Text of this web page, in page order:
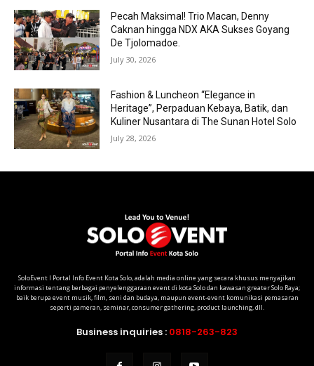
Pecah Maksimal! Trio Macan, Denny
Caknan hingga NDX AKA Sukses Goyang
De Tjolomadoe.
July 30, 2026
Fashion & Luncheon “Elegance in
Heritage”, Perpaduan Kebaya, Batik, dan
Kuliner Nusantara di The Sunan Hotel Solo
July 28, 2026
SoloEvent I Portal Info Event Kota Solo, adalah media online yang secara khusus menyajikan
informasi tentang berbagai penyelenggaraan event di kota Solo dan kawasan greater Solo Raya;
baik berupa event musik, film, seni dan budaya, maupun event-event komunikasi pemasaran
seperti pameran, seminar, consumer gathering, product launching, dll.
Business inquiries : 0818-263-823